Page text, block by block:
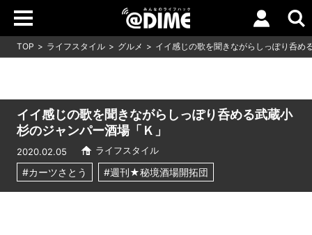
TOP ライフスタイル グルメ イイ感じの歌を聞きながらしっぽり呑め
イイ感じの歌を聞きながらしっぽり呑める武蔵小
杉のジャンパー酒場「Ｋ」
2020.02.05 ライフスタイル
#カーツさとう #週刊★秘境酒場開拓団